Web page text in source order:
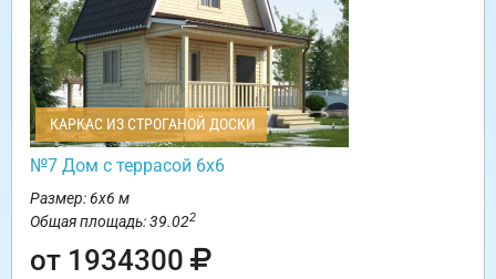
КАРКАС ИЗ СТРОГАНОЙ ДОСКИ
№7 Дом с террасой 6х6
Размер: 6х6 м
Общая площадь: 39.022
от 1934300